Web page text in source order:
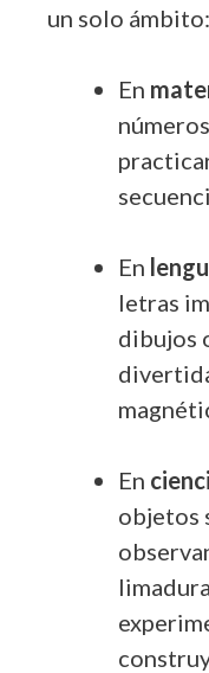
un solo ámbito:
En
En
letras
dibujos
En
objetos